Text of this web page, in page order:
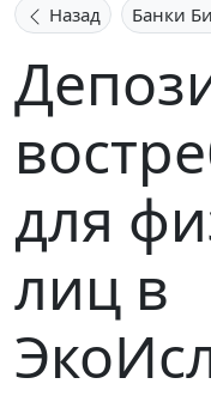
Назад Банки
для
лиц в